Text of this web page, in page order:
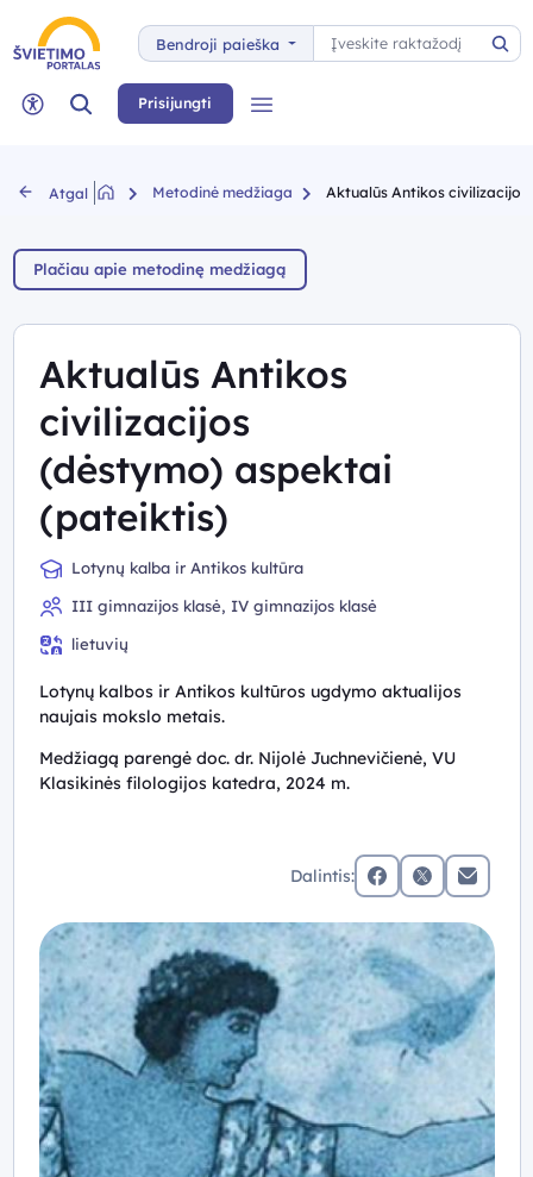
Bendroji paieška
Paieška
Neįgaliųjų rėžimas
Paieška Prisijungti
Atgal Metodinė medžiaga Aktualūs Antikos
Plačiau apie metodinę medžiagą
Aktualūs Antikos
civilizacijos
(dėstymo) aspektai
(pateiktis)
Lotynų kalba ir Antikos kultūra
III gimnazijos klasė, IV gimnazijos klasė
lietuvių
Lotynų kalbos ir Antikos kultūros ugdymo aktualijos
naujais mokslo metais.
Medžiagą parengė doc. dr. Nijolė Juchnevičienė, VU
Klasikinės filologijos katedra, 2024 m.
Dalintis:
facebookx (twitter)